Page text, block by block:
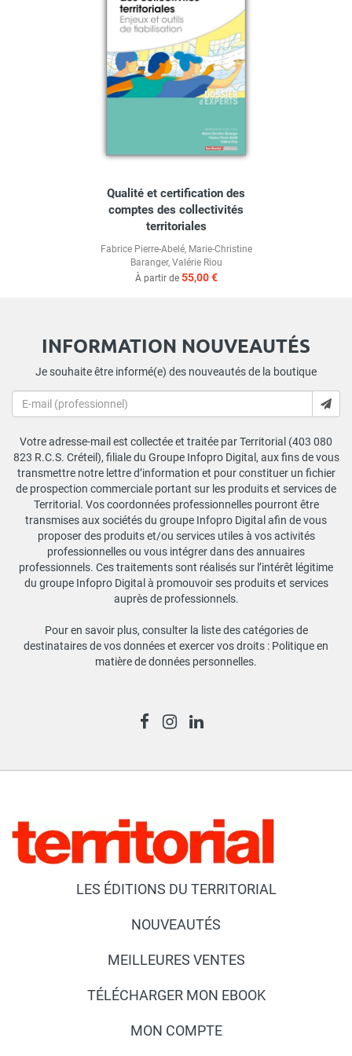
Qualité et certification des
comptes des collectivités
territoriales
Fabrice Pierre-Abelé, Marie-Christine
Baranger, Valérie Riou
À partir de 55,00 €
INFORMATION NOUVEAUTÉS
Je souhaite être informé(e) des nouveautés de la boutique
Votre adresse-mail est collectée et traitée par Territorial (403 080
823 R.C.S. Créteil), filiale du Groupe Infopro Digital, aux fins de vous
transmettre notre lettre d’information et pour constituer un fichier
de prospection commerciale portant sur les produits et services de
Territorial. Vos coordonnées professionnelles pourront être
transmises aux sociétés du groupe Infopro Digital afin de vous
proposer des produits et/ou services utiles à vos activités
professionnelles ou vous intégrer dans des annuaires
professionnels. Ces traitements sont réalisés sur l’intérêt légitime
du groupe Infopro Digital à promouvoir ses produits et services
auprès de professionnels.
Pour en savoir plus, consulter la liste des catégories de
destinataires de vos données et exercer vos droits : Politique en
matière de données personnelles.
LES ÉDITIONS DU TERRITORIAL
NOUVEAUTÉS
MEILLEURES VENTES
TÉLÉCHARGER MON EBOOK
MON COMPTE